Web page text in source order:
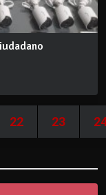
22 23